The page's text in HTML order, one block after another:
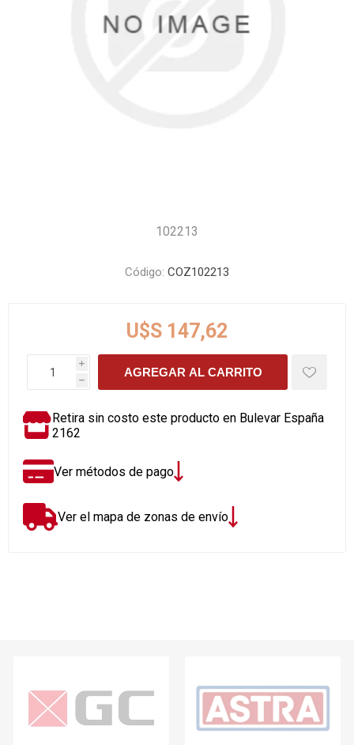
102213
Código: COZ102213
U$S 147,62
i
h
AGREGAR AL CARRITO
Retira sin costo este producto en Bulevar España
2162
Ver métodos de pago
Ver el mapa de zonas de envío